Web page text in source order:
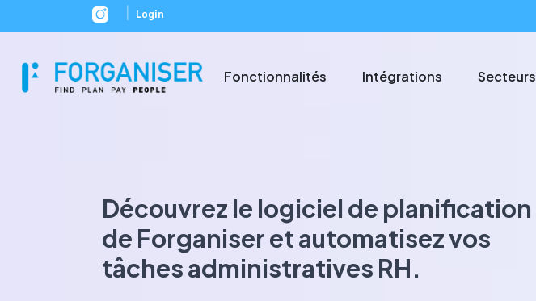
Login
Fonctionnalités Intégrations Secteurs
Découvrez le logiciel de planification
de Forganiser et automatisez vos
tâches administratives RH.